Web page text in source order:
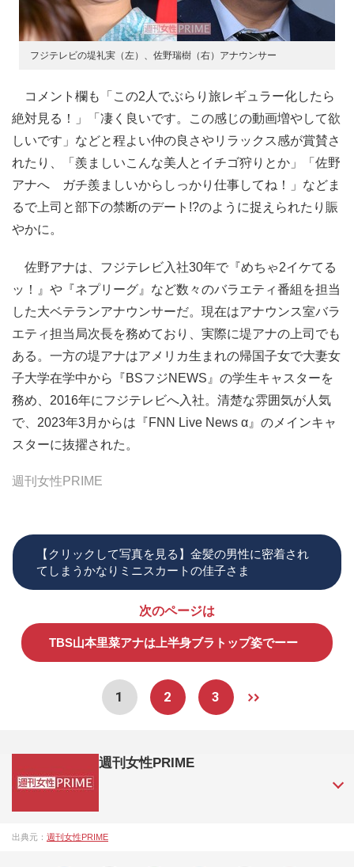
フジテレビの堤礼実（左）、佐野瑞樹（右）アナウンサー
コメント欄も「この2人でぶらり旅レギュラー化したら
絶対見る！」「凄く良いです。この感じの動画増やして欲
しいです」などと程よい仲の良さやリラックス感が賞賛さ
れたり、「羨ましいこんな美人とイチゴ狩りとか」「佐野
アナへ ガチ羨ましいからしっかり仕事してね！」などま
るで上司と部下の禁断のデート!?のように捉えられたり賑
やかに。
佐野アナは、フジテレビ入社30年で『めちゃ2イケてる
ッ！』や『ネプリーグ』など数々のバラエティ番組を担当
した大ベテランアナウンサーだ。現在はアナウンス室バラ
エティ担当局次長を務めており、実際に堤アナの上司でも
ある。一方の堤アナはアメリカ生まれの帰国子女で大妻女
子大学在学中から『BSフジNEWS』の学生キャスターを
務め、2016年にフジテレビへ入社。清楚な雰囲気が人気
で、2023年3月からは『FNN Live News α』のメインキャ
スターに抜擢された。
週刊女性PRIME
【クリックして写真を見る】金髪の男性に密着され
てしまうかなりミニスカートの佳子さま
次のページは
TBS山本里菜アナは上半身ブラトップ姿でーー
1 2 3
週刊女性PRIME
成27年）1月に開設された主婦と生活社が運営する日本のニュ
出典元： 週刊女性PRIME